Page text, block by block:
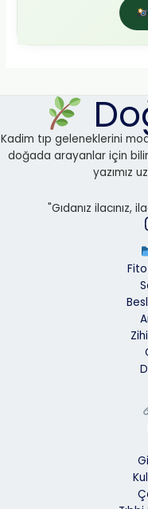
Kadim tıp geleneklerini
doğada arayanlar için
yazımız
"Gıdanız ilacınız,